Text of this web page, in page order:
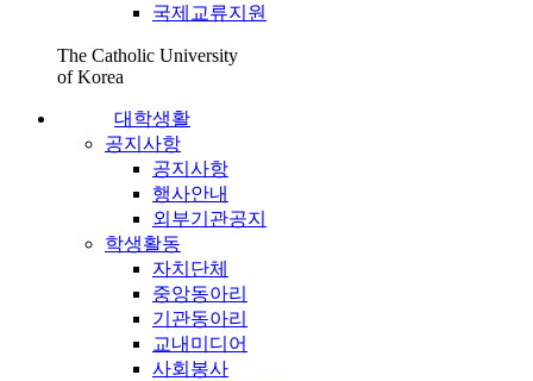
국제교류지원
The Catholic University
of Korea
대학생활
공지사항
공지사항
행사안내
외부기관공지
학생활동
자치단체
중앙동아리
기관동아리
교내미디어
사회봉사